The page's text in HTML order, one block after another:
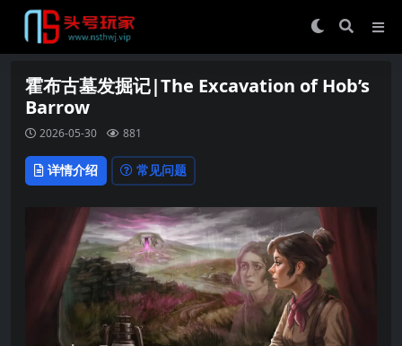
霍布古墓发掘记|The Excavation of Hob’s
Barrow
2026-05-30 881
详情介绍 常见问题